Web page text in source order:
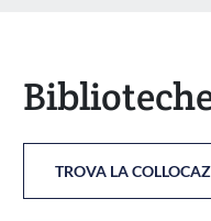
TROVA LA